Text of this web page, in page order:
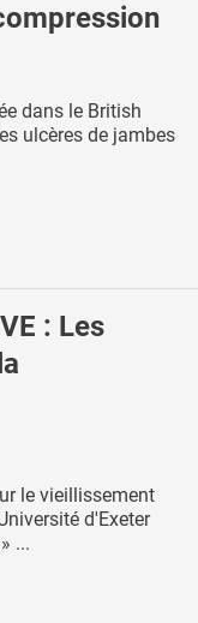
dans le British
ulcères de jambes
: Les
le vieillissement
d'Exeter
...